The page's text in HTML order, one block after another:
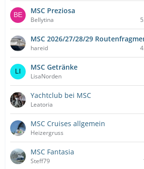
MSC Preziosa
Bellytina
MSC 2026/27/28/29
hareid
MSC Getränke
LisaNorden
Yachtclub bei MSC
Leatoria
MSC Cruises allgemein
Heizergruss
MSC Fantasia
Steff79